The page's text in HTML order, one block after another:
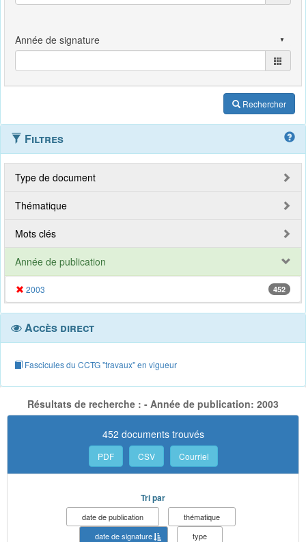
Rechercher
Filtres
Type de document
Thématique
Mots clés
Année de publication
2003 452
Accès direct
Fascicules du CCTG "travaux" en vigueur
Résultats de recherche : - Année de publication: 2003
452 documents trouvés
PDF CSV Courriel
Tri par
date de publication
thématique
date de signature
type